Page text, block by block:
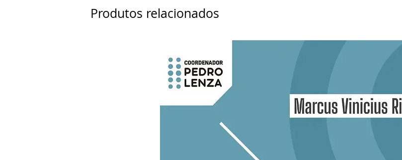
Produtos relacionados